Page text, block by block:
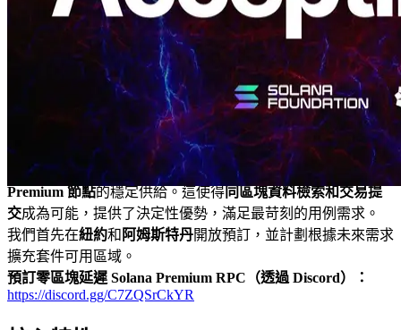
最近，特別是在交易者中，對約 400ms 低延遲資料檢索和交
的需求急劇增長。在波動的市場條件下，即使微小的網路延
遲也可能導致重大的錯失機會。
Solana 本身就需要高時脈頻率的 CPU，而維持零區塊延遲 不
僅需要嚴格的軟體最佳化，還需要全球最快的處理器。此類硬
體在全球範圍內供應緊張，使得可靠採購成為一項嚴峻挑戰。
認識到這些障礙，ELSOUL LABO 已成功
擴充套件其採購網
以確保超高時脈頻率 CPU 的供應，保障 零區塊延遲
Premium 節點的穩定供給。這使得同區塊資料檢索和交易提
交成為可能，提供了決定性優勢，滿足最苛刻的用例需求。
我們首先在紐約和 阿姆斯特丹開放預訂，並計劃根據未來需求
擴充套件可用區域。
預訂零區塊延遲 Solana Premium RPC（透過 Discord）：
https://discord.gg/C7ZQSrCkYR